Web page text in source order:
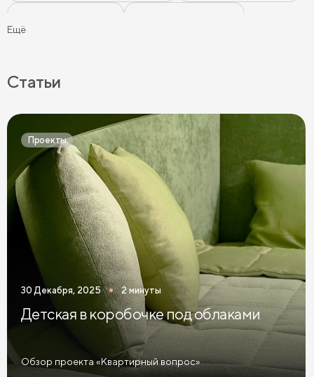
Простыни на высокие матрасы
Ещё
Статьи
Проекты
30 Декабря, 2025 2 минуты
Детская в коробочке под облаками
Обзор проекта «Квартирный вопрос»